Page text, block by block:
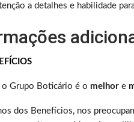
a detalhes e habilidade
o Grupo Boticário é o melhor e
dos Benefícios, nos